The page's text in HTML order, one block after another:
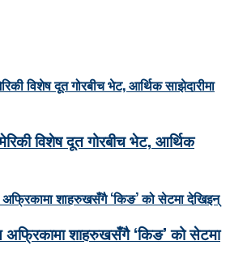
विशेष दूत गोरबीच भेट, आर्थिक
अफ्रिकामा शाहरुखसँगै ‘किङ’ को सेटमा